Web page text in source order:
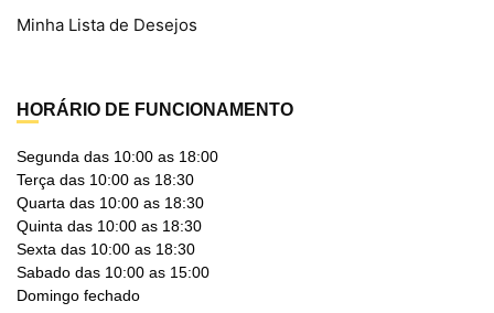
Minha Lista de Desejos
HORÁRIO DE FUNCIONAMENTO
Segunda das 10:00 as 18:00
Terça das 10:00 as 18:30
Quarta das 10:00 as 18:30
Quinta das 10:00 as 18:30
Sexta das 10:00 as 18:30
Sabado das 10:00 as 15:00
Domingo fechado